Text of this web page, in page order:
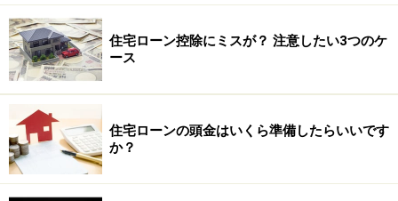
住宅ローン控除にミスが？ 注意したい3つのケ
ース
住宅ローンの頭金はいくら準備したらいいです
か？